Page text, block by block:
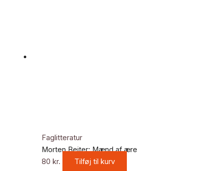
Faglitteratur
Morten Beiter: Mænd af ære
80 kr. Tilføj til kurv